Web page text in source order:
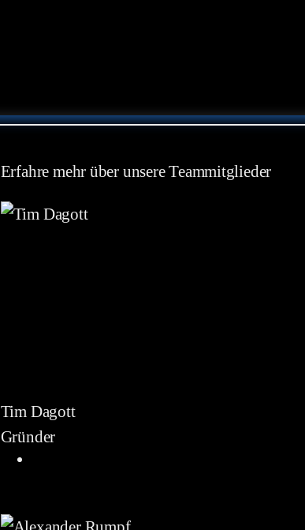
Erfahre mehr über unsere Teammitglieder
Tim Dagott
Gründer